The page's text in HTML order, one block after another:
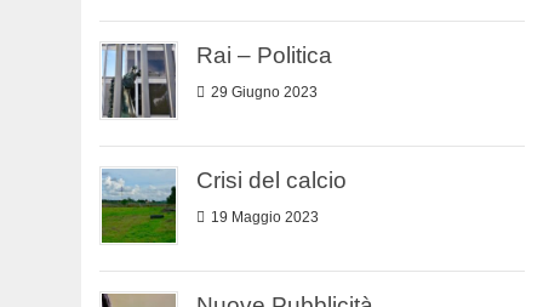
Rai – Politica
29 Giugno 2023
Crisi del calcio
19 Maggio 2023